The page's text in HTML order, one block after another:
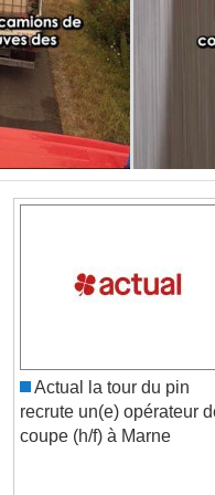
recrute un(e) opérateur de
coupe (h/f) à Marne